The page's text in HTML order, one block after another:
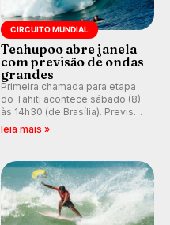
CIRCUITO MUNDIAL
Teahupoo abre janela
com previsão de ondas
grandes
Primeira chamada para etapa
do Tahiti acontece sábado (8)
às 14h30 (de Brasília). Previsão
indica swell consistente.
Kelly Slater convidado.
leia mais »